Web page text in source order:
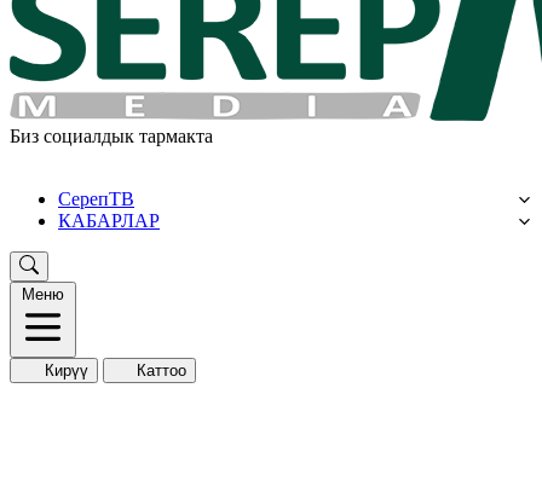
Биз социалдык тармакта
СерепТВ
КАБАРЛАР
Меню
Кирүү Каттоо